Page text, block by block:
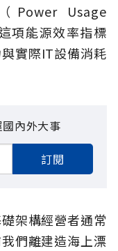
Usage
項能源效率指標
實際IT設備消耗
內外大事
訂閱
架構經營者通常
們離建造海上漂